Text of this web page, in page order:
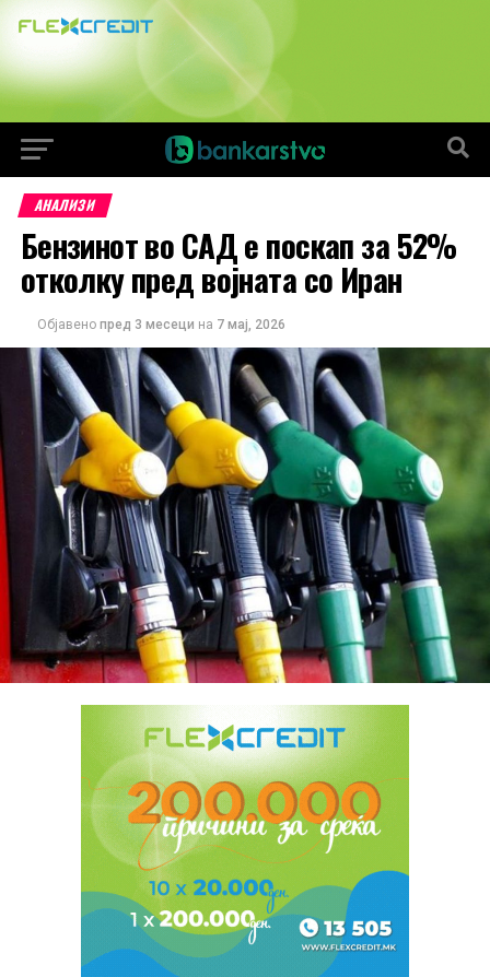
АНАЛИЗИ
Бензинот во САД е поскап за 52%
отколку пред војната со Иран
Објавено пред 3 месеци на 7 мај, 2026